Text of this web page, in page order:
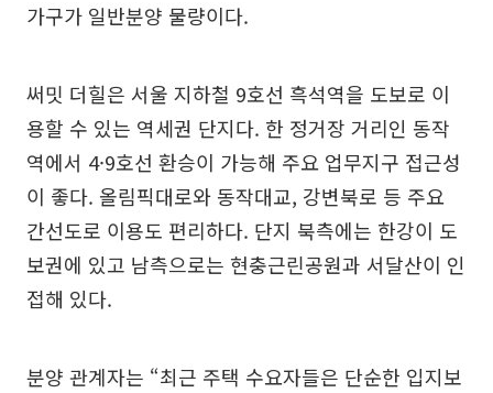
가구가 일반분양 물량이다.
써밋 더힐은 서울 지하철 9호선 흑석역을 도보로 이
용할 수 있는 역세권 단지다. 한 정거장 거리인 동작
역에서 4·9호선 환승이 가능해 주요 업무지구 접근성
이 좋다. 올림픽대로와 동작대교, 강변북로 등 주요
간선도로 이용도 편리하다. 단지 북측에는 한강이 도
보권에 있고 남측으로는 현충근린공원과 서달산이 인
접해 있다.
분양 관계자는 “최근 주택 수요자들은 단순한 입지보